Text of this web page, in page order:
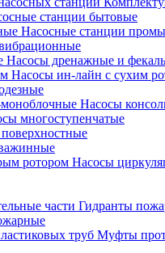
станции бытовые
Насосные станции
Насосы дренажные и
Насосы ин-лайн с сухим
Насосы
многоступенчатые
Насосы
Гидранты
Муфты